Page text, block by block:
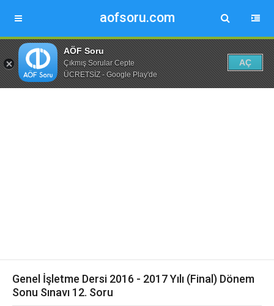
aofsoru.com
AÖF Soru
Çıkmış Sorular Cepte
ÜCRETSİZ - Google Play'de
AÇ
Genel İşletme Dersi 2016 - 2017 Yılı (Final) Dönem
Sonu Sınavı 12. Soru